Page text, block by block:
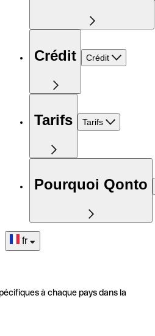
Crédit Crédit
Tarifs Tarifs
Pourquoi Qonto
fr
à chaque pays dans la